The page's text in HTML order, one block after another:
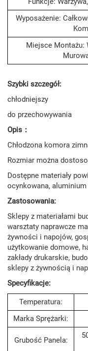
Wyposażenie:
Miejsce Montażu:
Szybki szczegół:
chłodniejszy
do przechowywania
Opis：
Chłodzona komora
Rozmiar można
Dostępne materiały
ocynkowana,
Zastosowania:
Sklepy z materiałami
warsztaty naprawcze
żywności i napojów,
użytkowanie domowe,
zakłady drukarskie,
sklepy z żywnością i
Specyfikacje:
Temperatura:
Marka Sprężarki:
Grubość Panela: